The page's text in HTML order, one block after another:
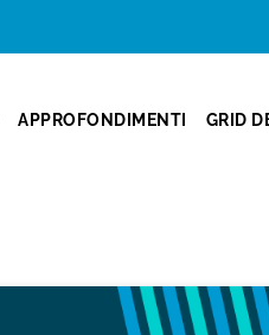
APPROFONDIMENTI GRID